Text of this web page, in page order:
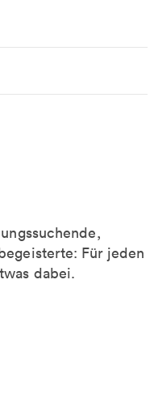
Für jeden
dabei.